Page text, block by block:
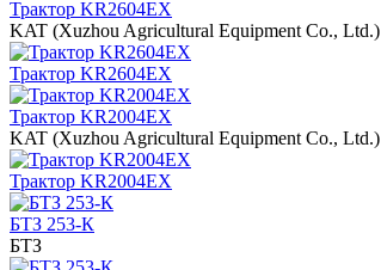
Трактор KR2604EX
KAT (Xuzhou Agricultural Equipment Co., Ltd.)
Трактор KR2604EX
Трактор KR2004EX
KAT (Xuzhou Agricultural Equipment Co., Ltd.)
Трактор KR2004EX
БТЗ 253-К
БТЗ